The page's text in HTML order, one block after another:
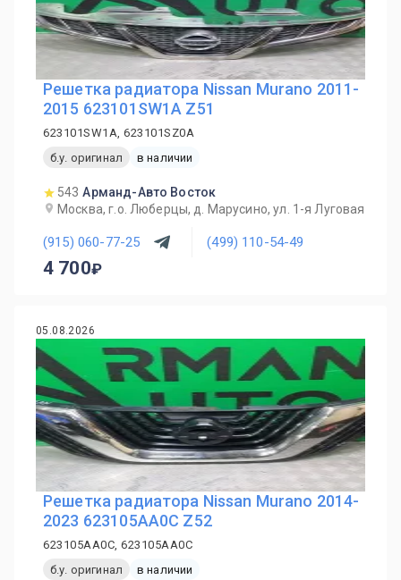
Решетка радиатора Nissan Murano 2011-
2015 623101SW1A Z51
623101SW1A, 623101SZ0A
б.у. оригинал
в наличии
543 Арманд-Авто Восток
Москва, г.о. Люберцы, д. Марусино, ул. 1-я Луговая
(915) 060-77-25 (499) 110-54-49
4 700
05.08.2026
Решетка радиатора Nissan Murano 2014-
2023 623105AA0C Z52
623105AA0C, 623105AA0C
б.у. оригинал
в наличии